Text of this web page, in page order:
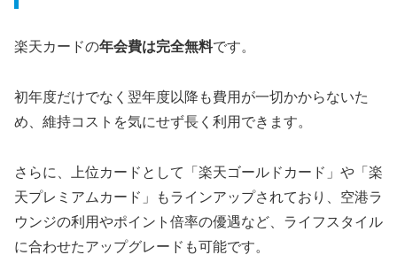
楽天カードの年会費は完全無料です。
初年度だけでなく翌年度以降も費用が一切かからないた
め、維持コストを気にせず長く利用できます。
さらに、上位カードとして「楽天ゴールドカード」や「楽
天プレミアムカード」もラインアップされており、空港ラ
ウンジの利用やポイント倍率の優遇など、ライフスタイル
に合わせたアップグレードも可能です。